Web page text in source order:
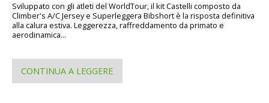
Sviluppato con gli atleti del WorldTour, il kit Castelli composto da
Climber's A/C Jersey e Superleggera Bibshort è la risposta definitiva
alla calura estiva. Leggerezza, raffreddamento da primato e
aerodinamica...
CONTINUA A LEGGERE